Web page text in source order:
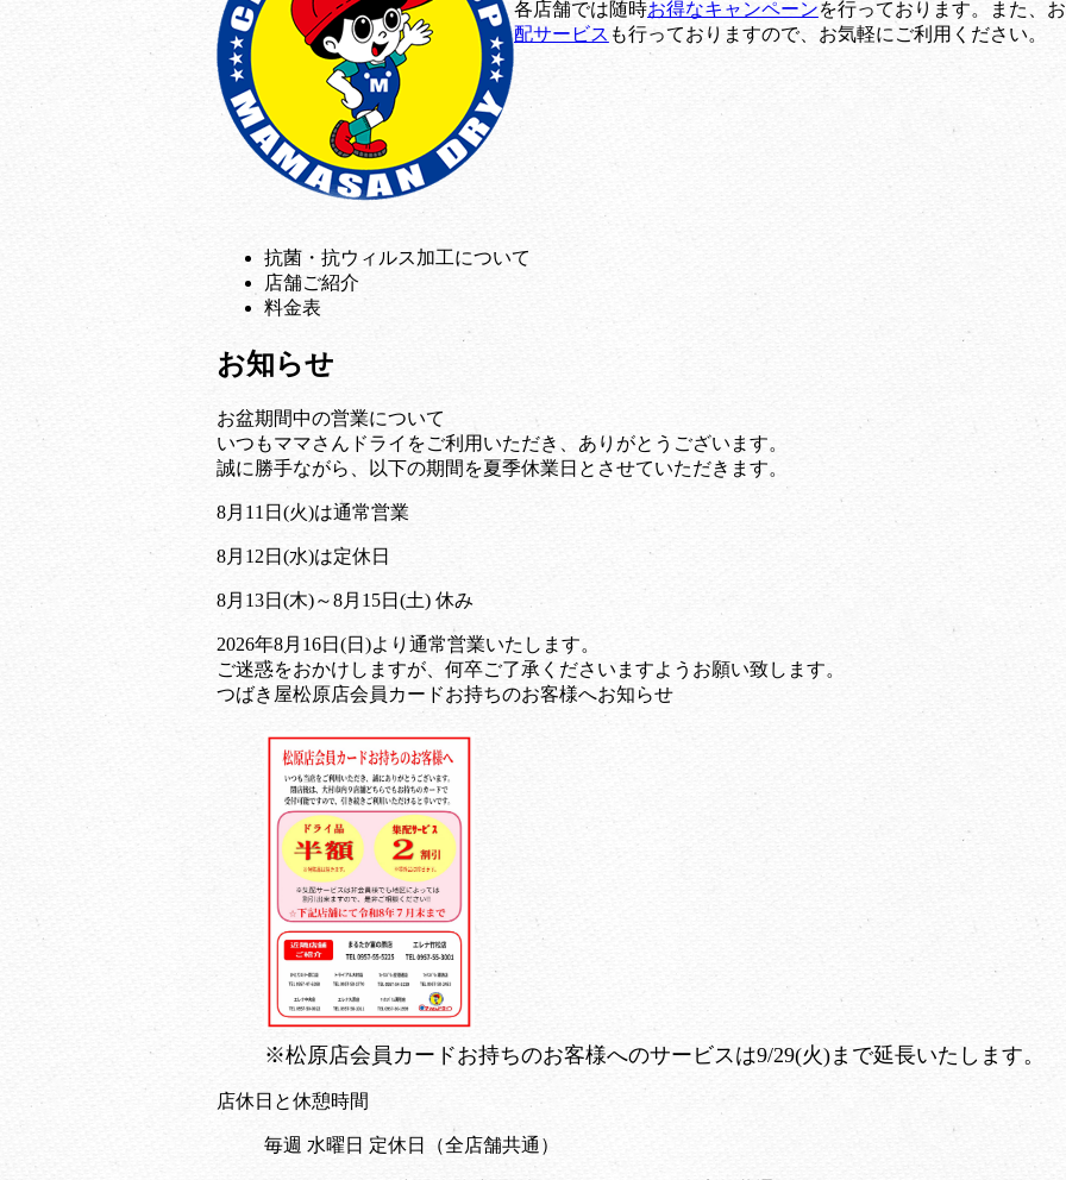
各店舗では随時お得なキャンペーンを行っております。また、
配サービス も行っておりますので、お気軽にご利用ください。
抗菌・抗ウィルス加工について
店舗ご紹介
料金表
お知らせ
お盆期間中の営業について
いつもママさんドライをご利用いただき、ありがとうございます。
誠に勝手ながら、以下の期間を夏季休業日とさせていただきます。
8月11日(火)は通常営業
8月12日(水)は定休日
8月13日(木)～8月15日(土) 休み
2026年8月16日(日)より通常営業いたします。
ご迷惑をおかけしますが、何卒ご了承くださいますようお願い致します。
つばき屋松原店会員カードお持ちのお客様へお知らせ
※松原店会員カードお持ちのお客様へのサービスは9/29(火)まで延長いたします。
店休日と休憩時間
毎週 水曜日 定休日 （全店舗共通）